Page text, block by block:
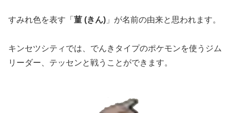
すみれ色を表す「 菫 (きん) 」が名前の由来と思われます。
キンセツシティでは、でんきタイプのポケモンを使うジム
リーダー、テッセンと戦うことができます。